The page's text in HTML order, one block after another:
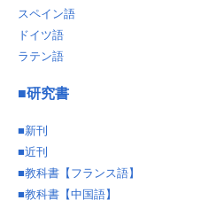
スペイン語
ドイツ語
ラテン語
■研究書
■新刊
■近刊
■教科書【フランス語】
■教科書【中国語】